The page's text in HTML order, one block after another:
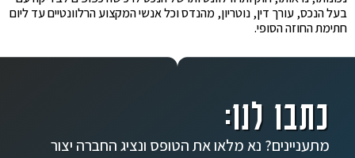
בעל הנכס, עורך דין, נוטריון, מהנדס וכל אנשי המקצוע הרלוונטיים עד ליום
חתימת החוזה הסופי.
כתבו לנו:
מתעניינים? נא מלאו את הטופס ונציג החברה יצור